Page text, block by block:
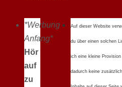
*Werbung
Anfang*
Hör
auf
zu
Auf dieser Website
du über einen solchen
ich eine kleine
dadurch keine